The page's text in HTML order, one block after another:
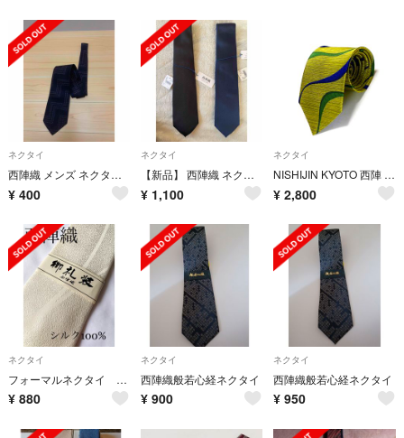
ネクタイ
西陣織 メンズ ネクタイ 西陣織
¥ 400
ネクタイ
【新品】 西陣織 ネクタイ ２点 セット 日本製
¥ 1,100
ネクタイ
NISHIJIN KYOTO 西陣 京都 ネクタイ 日本製 総柄 グリーン
¥ 2,800
ネクタイ
フォーマルネクタイ 新品 西陣織 シルク100% 白ネクタイ 結婚式
¥ 880
ネクタイ
西陣織般若心経ネクタイ
¥ 900
ネクタイ
西陣織般若心経ネクタイ
¥ 950